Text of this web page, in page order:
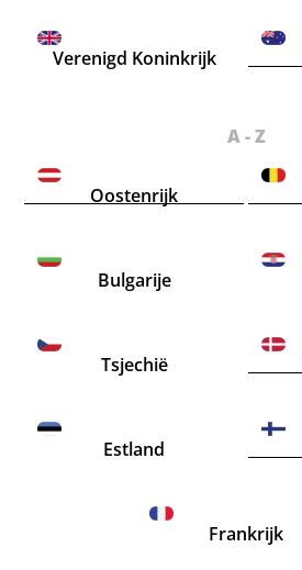
Verenigd Koninkrijk
A - Z
Oostenrijk
Bulgarije
Tsjechië
Estland
Frankrijk